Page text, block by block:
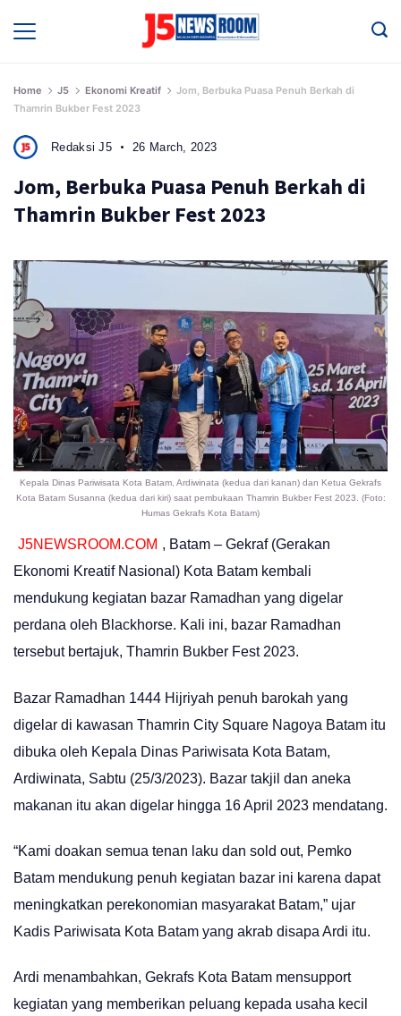
Home J5 Ekonomi Kreatif
Jom, Berbuka Puasa Penuh Berkah di
Thamrin Bukber Fest 2023
Redaksi J5 26 March, 2023
Jom, Berbuka Puasa Penuh Berkah di
Thamrin Bukber Fest 2023
Kepala Dinas Pariwisata Kota Batam, Ardiwinata (kedua dari kanan) dan Ketua Gekrafs
Kota Batam Susanna (kedua dari kiri) saat pembukaan Thamrin Bukber Fest 2023. (Foto:
Humas Gekrafs Kota Batam)
J5NEWSROOM.COM , Batam – Gekraf (Gerakan
Ekonomi Kreatif Nasional) Kota Batam kembali
mendukung kegiatan bazar Ramadhan yang digelar
perdana oleh Blackhorse. Kali ini, bazar Ramadhan
tersebut bertajuk, Thamrin Bukber Fest 2023.
Bazar Ramadhan 1444 Hijriyah penuh barokah yang
digelar di kawasan Thamrin City Square Nagoya Batam itu
dibuka oleh Kepala Dinas Pariwisata Kota Batam,
Ardiwinata, Sabtu (25/3/2023). Bazar takjil dan aneka
makanan itu akan digelar hingga 16 April 2023 mendatang.
“Kami doakan semua tenan laku dan sold out, Pemko
Batam mendukung penuh kegiatan bazar ini karena dapat
meningkatkan perekonomian masyarakat Batam,” ujar
Kadis Pariwisata Kota Batam yang akrab disapa Ardi itu.
Ardi menambahkan, Gekrafs Kota Batam mensupport
kegiatan yang memberikan peluang kepada usaha kecil